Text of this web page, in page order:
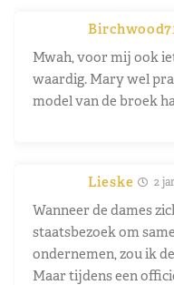
Mwah, voor mij ook
waardig. Mary wel
model van de broek
Lieske 2
Wanneer de dames
staatsbezoek om
ondernemen, zou ik
Maar tijdens een